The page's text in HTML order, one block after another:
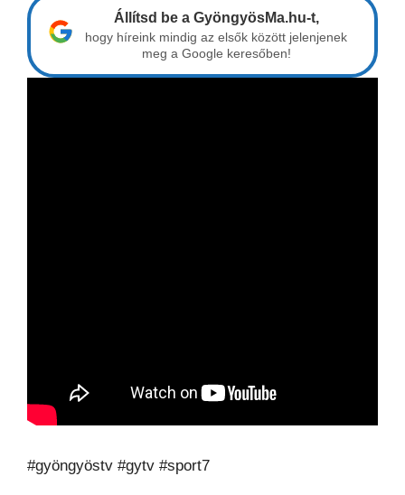
Állítsd be a GyöngyösMa.hu-t,
hogy híreink mindig az elsők között jelenjenek
meg a Google keresőben!
#gyöngyöstv #gytv #sport7